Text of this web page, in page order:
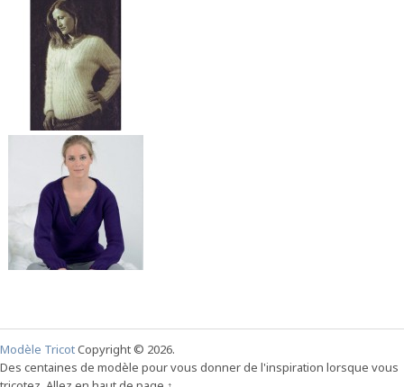
Modèle TricotCopyright © 2026.
Des centaines de modèle pour vous donner de l'inspiration lorsque vous